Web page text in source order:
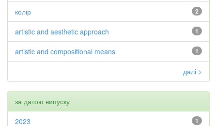
2
колір
1
artistic and aesthetic approach
1
artistic and compositional means
далі >
за датою випуску
1
2023